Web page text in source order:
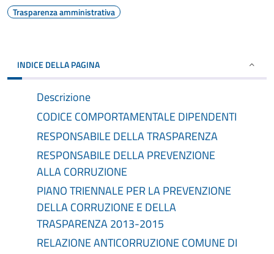
Trasparenza amministrativa
INDICE DELLA PAGINA
Descrizione
CODICE COMPORTAMENTALE DIPENDENTI
RESPONSABILE DELLA TRASPARENZA
RESPONSABILE DELLA PREVENZIONE
ALLA CORRUZIONE
PIANO TRIENNALE PER LA PREVENZIONE
DELLA CORRUZIONE E DELLA
TRASPARENZA 2013-2015
RELAZIONE ANTICORRUZIONE COMUNE DI